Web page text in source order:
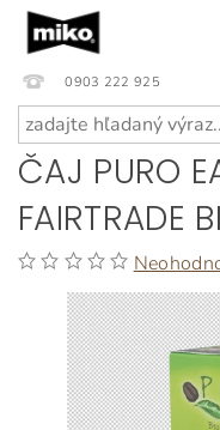
0903 222 925
ČAJ PURO
FAIRTRADE